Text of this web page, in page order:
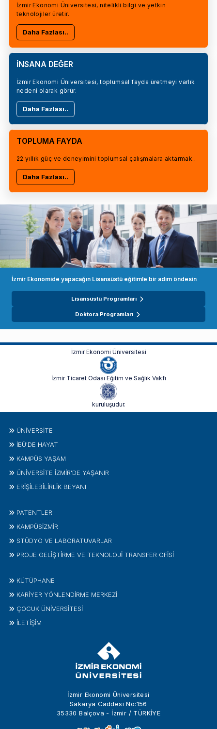
İzmir Ekonomi Üniversitesi, nitelikli bilgi ve yetkin
teknolojiler üretir.
Daha Fazlası..
İNSANA DEĞER
İzmir Ekonomi Üniversitesi, toplumsal fayda üretmeyi varlık
nedeni olarak görür.
Daha Fazlası..
TOPLUMA FAYDA
22 yıllık güç ve deneyimini toplumsal çalışmalara aktarmak..
Daha Fazlası..
İzmir Ekonomide yapacağın Lisansüstü eğitimle bir adım öndesin
Lisansüstü Programları
Doktora Programları
İzmir Ekonomi Üniversitesi
İzmir Ticaret Odası Eğitim ve Sağlık Vakfı
kuruluşudur.
İzmir Ekonomi Üniversitesi
Sakarya Caddesi No:156
35330 Balçova - İzmir / TÜRKİYE
ÜNIVERSITE
İEÜ'DE HAYAT
KAMPÜS YAŞAM
ÜNİVERSİTE İZMİR'DE YAŞANIR
ERİŞİLEBİLİRLİK BEYANI
PATENTLER
KAMPÜSİZMIR
STÜDYO VE LABORATUVARLAR
PROJE GELIŞTIRME VE TEKNOLOJI TRANSFER OFISI
KÜTÜPHANE
KARİYER YÖNLENDİRME MERKEZİ
ÇOCUK ÜNIVERSITESI
İLETIŞIM